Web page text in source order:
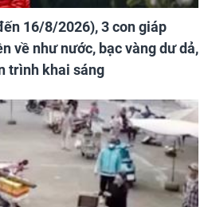
16/8/2026), 3 con giáp
về như nước, bạc vàng dư dả,
trình khai sáng